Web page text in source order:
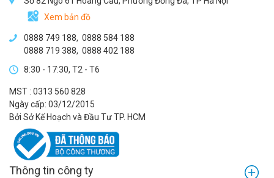
Xem bản đồ
0888 749 188, 0888 584 188
0888 719 388, 0888 402 188
8:30 - 17:30, T2 - T6
MST : 0313 560 828
Ngày cấp: 03/12/2015
Bởi Sở Kế Hoạch và Đầu Tư TP. HCM
Thông tin công ty